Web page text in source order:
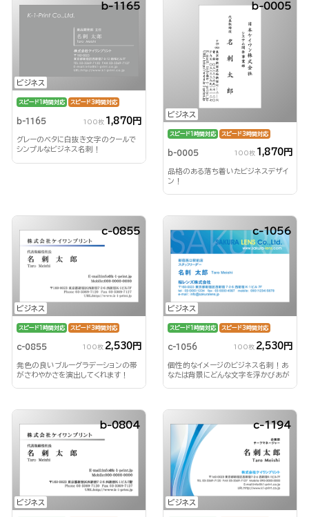
ビジネス
b-1165
スピード1時間対応 スピード3時間対応
b-1165 100枚 1,870円
グレーのベタに白抜き文字のクールで
シンプルなビジネス名刺！
ビジネス
b-0005
スピード1時間対応 スピード3時間対応
b-0005 100枚 1,870円
品格のある落ち着いたビジネスデザイ
ン！
ビジネス
c-0855
スピード1時間対応 スピード3時間対応
c-0855 100枚 2,530円
発色の良いブルーグラデーションの帯
がさわやかさを演出してくれます！
ビジネス
c-1056
スピード1時間対応 スピード3時間対応
c-1056 100枚 2,530円
個性的なイメージのビジネス名刺！あ
なたは背景にどんな文字を浮かびあが
ビジネス
b-0804
ビジネス
c-1194